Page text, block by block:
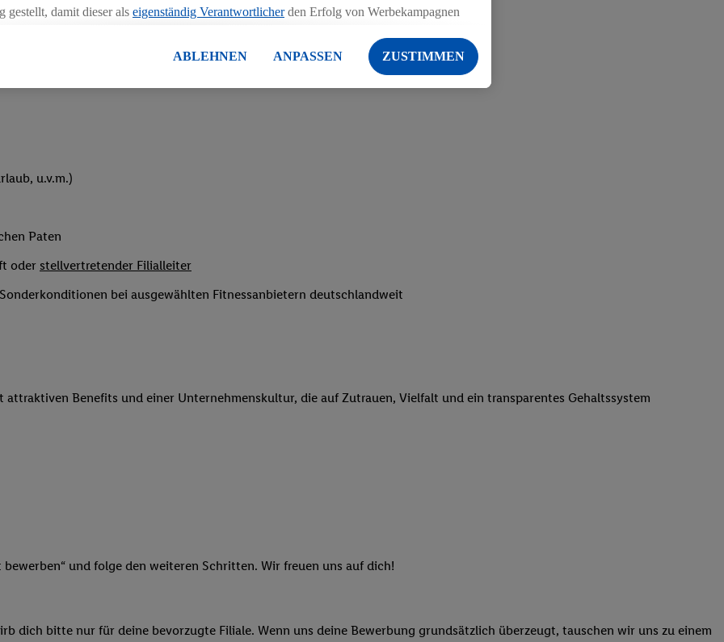
u.v.m.)
Paten
oder stellvertretender Filialleiter
bei ausgewählten Fitnessanbietern deutschlandweit
Benefits und einer Unternehmenskultur, die auf Zutrauen, Vielfalt und ein transparentes Gehaltssystem
und folge den weiteren Schritten. Wir freuen uns auf dich!
dich bitte nur für deine bevorzugte Filiale. Wenn uns deine Bewerbung grundsätzlich überzeugt, tauschen wir uns zu einem
gestellt, damit dieser als eigenständig Verantwortlicherden Erfolg von Werbekampagnen
Werbung basiert auf der Generierung von auch mit Daten von anderen Diensten
Dies umfasst die Zusammenführung von Daten (z.B. über Ihre Nutzung der Lidl-Dienste,
Lidl-Diensten, Informationen aus Ihrem Kundenkonto - z.B. Alter oder Geschlecht -
dem Zugriff auf Informationen auf Ihren Endgeräten zur Erstellung von Zielgruppen
Im Zusammenhang mit dem Ausspielen dieser Werbung erfolgen Verarbeitungen auch
und Optimierung dieser Werbeausspielungen.
mit einem der oben genannten Partner verwendet werden, um daraus eine
zu erstellen (die sogenannte EUID), die wir sodann ähnlich wie die sogleich
auszuspielen. Hierzu wird von uns und einem der anderen oben genannten Partner
Referenz, wie z.B. Ihrer Mobilfunknummer, eine Kennung für Utiq erstellt. Wir
speziell zur Nutzung der Utiq-Technologie - zusätzlich zur weiter unten erläuterten
können Sie nur den Einsatz notwendiger Techniken zulassen. Durch einen
mit Wirkung für die Zukunft zu widerrufen, finden Sie in unseren
ABLEHNEN ANPASSEN ZUSTIMMEN